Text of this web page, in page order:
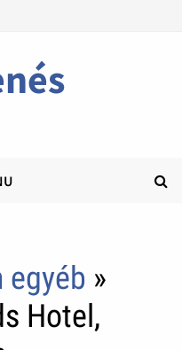
egyéb »
Hotel,